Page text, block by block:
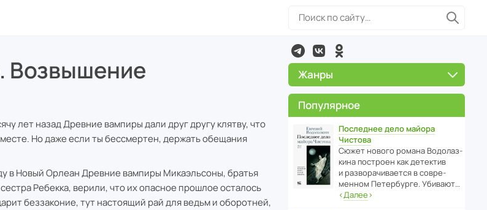
Возвышение
лет назад Древние вампиры дали друг другу клятву, что
Но даже если ты бессмертен, держать обещания
в Новый Орлеан Древние вампиры Микаэльсоны, братья
Ребекка, верили, что их опасное прошлое осталось
беззаконие, тут настоящий рай для ведьм и оборотней,
Жанры
Популярное
Последнее дело майора
Чистова
Сюжет нового романа Водо­ла­з­
кина пост­роен как дете­ктив
и разво­ра­чи­ва­ется в совре­
менном Пете­р­бурге. Убивают…
‹Далее›